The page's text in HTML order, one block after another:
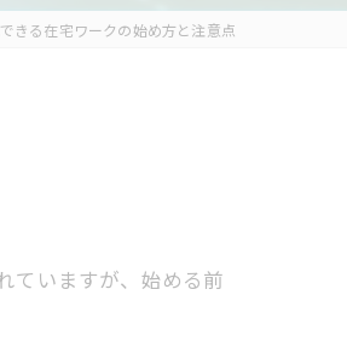
きる在宅ワークの始め方と注意点
ていますが、始める前